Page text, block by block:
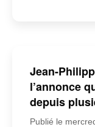
Jean-
l’annonce
depuis
Publié le